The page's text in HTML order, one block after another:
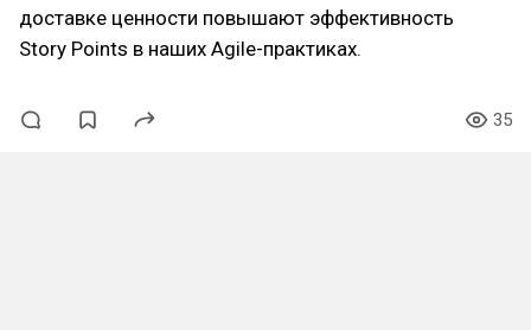
доставке ценности повышают эффективность
Story Points в наших Agile-практиках.
35